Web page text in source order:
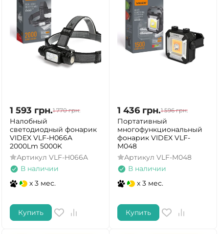
1 593 грн.1 770 грн.
Налобный
светодиодный фонарик
VIDEX VLF-H066A
2000Lm 5000K
Артикул VLF-H066A
В наличии
x 3 мес.
Купить
1 436 грн.1 596 грн.
Портативный
многофункциональный
фонарик VIDEX VLF-
M048
Артикул VLF-M048
В наличии
x 3 мес.
Купить